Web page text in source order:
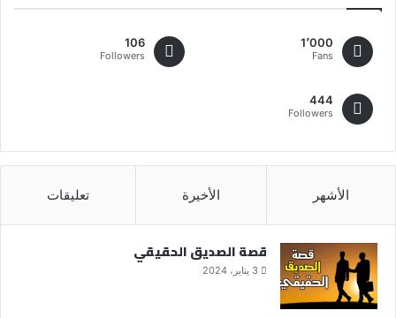
1٬000
Fans
106
Followers
444
Followers
الأشهر الأخيرة تعليقات
قصة الصديق الحقيقي
3 يناير، 2024